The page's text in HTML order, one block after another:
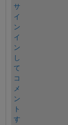
サ
イ
ン
イ
ン
し
て
コ
メ
ン
ト
す